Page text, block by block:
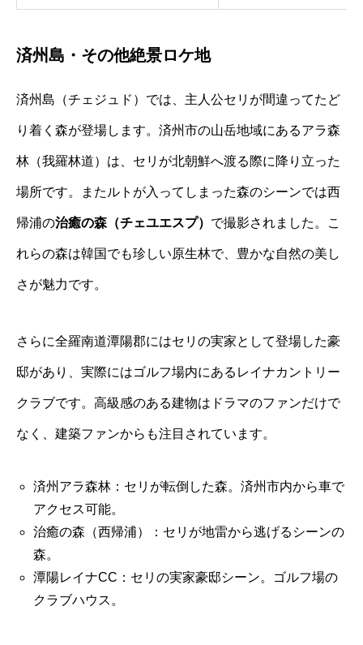
済州島・その他絶景ロケ地
済州島（チェジュド）では、主人公セリが間違ってたど
り着く森が登場します。済州市の山岳地域にあるアラ森
林 （我羅林道）は、セリが北朝鮮へ渡る際に降り立った
場所です。またルトが入ってしまった森のシーンでは西
帰浦の治癒の森（チェユエスプ） で撮影されました。こ
れらの森は韓国でも珍しい原生林で、豊かな自然の美し
さが魅力です。
さらに全羅南道潭陽郡にはセリの実家として登場した豪
邸があり、実際にはゴルフ場内にある レイナカントリー
クラブです。高級感のある建物はドラマのファンだけで
なく、建築ファンからも注目されています。
済州アラ森林：セリが転倒した森。済州市内から車で
アクセス可能。
治癒の森（西帰浦）：セリが地雷から逃げるシーンの
森。
潭陽レイナCC：セリの実家豪邸シーン。ゴルフ場の
クラブハウス。